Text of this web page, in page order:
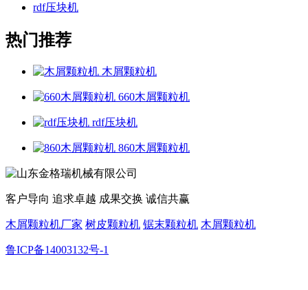
rdf压块机
热门推荐
木屑颗粒机
660木屑颗粒机
rdf压块机
860木屑颗粒机
客户导向 追求卓越 成果交换 诚信共赢
木屑颗粒机厂家 树皮颗粒机 锯末颗粒机 木屑颗粒机
鲁ICP备14003132号-1